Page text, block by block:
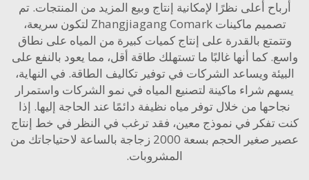
أعلى نظرًا لإمكانية إنتاج وبيع المزيد من المنتجات. تم
تصميم ماكينات Zhangjiagang Comark لتكون سريعة،
بالقدرة على إنتاج كميات كبيرة من المياه على نطاق
كما أنها غالبًا ما تستهلك طاقة أقل، مما يعود بالنفع على
ويساعد الشركات في توفير تكاليف الطاقة. في النهاية،
شراء ماكينة لتصنيع المياه في نمو الشركات واستمرار
من خلال توفر مياه نظيفة دائمًا عند الحاجة إليها. إذا
في نموذج معين، فقد ترغب في النظر فيخط إنتاج
الحجم بسعة 2000 زجاجة بالساعة
لاحتياجاتك من
المشروبات.